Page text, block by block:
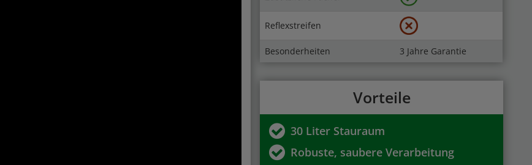
Reflexstreifen
Besonderheiten 3 Jahre Garantie
Vorteile
30 Liter Stauraum
Robuste, saubere Verarbeitung